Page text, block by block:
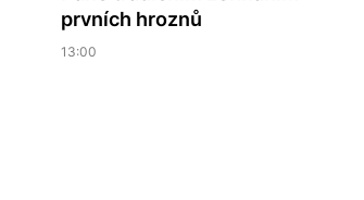
prvních hroznů
13:00